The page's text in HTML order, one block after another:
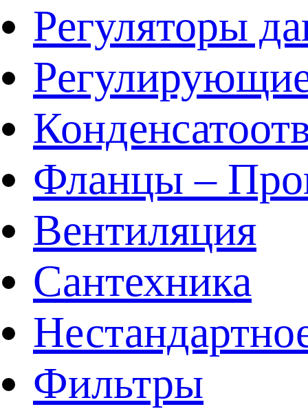
Регуляторы
Фланцы –
Вентиляция
Сантехника
Фильтры